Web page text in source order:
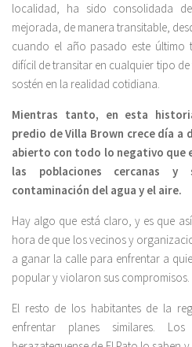
localidad, ha sido consolidada
mejorada, de manera transitable,
cuando el año pasado este último
difícil de transitar en cualquier tipo
sostén en la realidad cotidiana.
Mientras tanto, en esta
predio de Villa Brown crece día a
abierto con todo lo negativo que
las poblaciones cercanas y
contaminación del agua y el aire.
Hay algo que está claro, y es que
hora de que los vecinos y
a ganar la calle para enfrentar a
popular y violaron sus compromisos.
El resto de los habitantes de la
enfrentar planes similares.